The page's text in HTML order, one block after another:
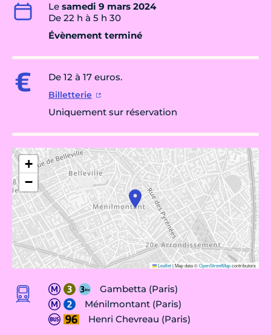
Le samedi 9 mars 2024
De 22 h à 5 h 30
Évènement terminé
De 12 à 17 euros.
Billetterie
Uniquement sur réservation
+
−
Leaflet|Map data ©OpenStreetMapcontributors
Gambetta (Paris)
Ménilmontant (Paris)
Henri Chevreau (Paris)